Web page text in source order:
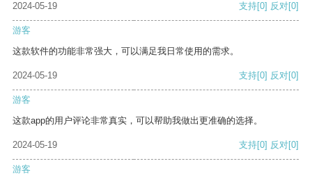
2024-05-19 支持[0] 反对[0]
游客
这款软件的功能非常强大，可以满足我日常使用的需求。
2024-05-19 支持[0] 反对[0]
游客
这款app的用户评论非常真实，可以帮助我做出更准确的选择。
2024-05-19 支持[0] 反对[0]
游客